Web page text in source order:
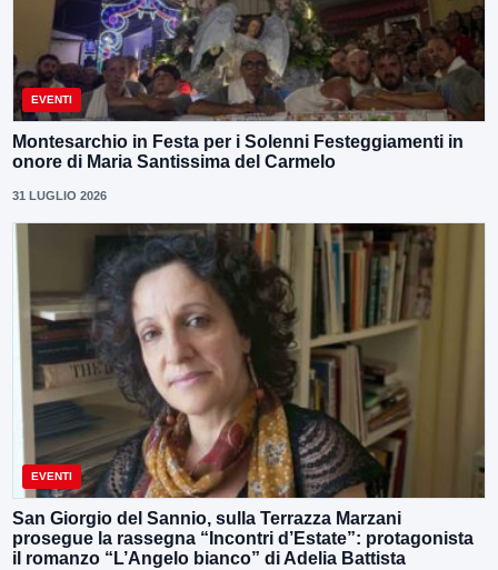
EVENTI
Montesarchio in Festa per i Solenni Festeggiamenti in
onore di Maria Santissima del Carmelo
31 LUGLIO 2026
EVENTI
San Giorgio del Sannio, sulla Terrazza Marzani
prosegue la rassegna “Incontri d’Estate”: protagonista
il romanzo “L’Angelo bianco” di Adelia Battista